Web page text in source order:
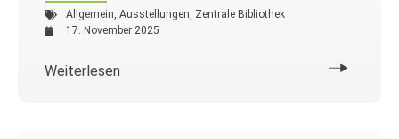
Allgemein, Ausstellungen, Zentrale Bibliothek
17. November 2025
Weiterlesen